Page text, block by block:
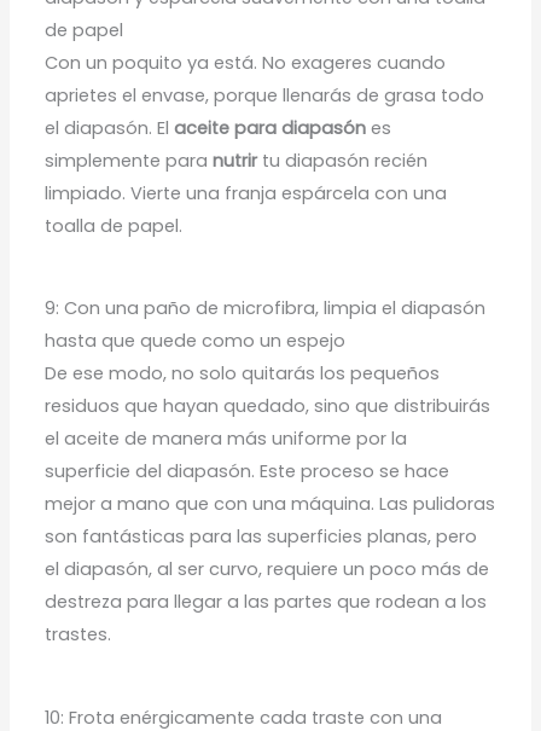
de papel
Con un poquito ya está. No exageres cuando
aprietes el envase, porque llenarás de grasa todo
el diapasón. Elaceite para diapasón es
simplemente paranutrirtu diapasón recién
limpiado. Vierte una franja espárcela con una
toalla de papel.
9: Con una paño de microfibra, limpia el diapasón
hasta que quede como un espejo
De ese modo, no solo quitarás los pequeños
residuos que hayan quedado, sino que distribuirás
el aceite de manera más uniforme por la
superficie del diapasón. Este proceso se hace
mejor a mano que con una máquina. Las pulidoras
son fantásticas para las superficies planas, pero
el diapasón, al ser curvo, requiere un poco más de
destreza para llegar a las partes que rodean a los
trastes.
10: Frota enérgicamente cada traste con una